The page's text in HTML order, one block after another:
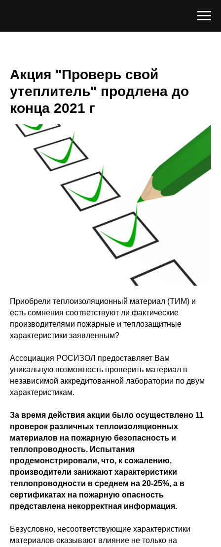
Акция "Проверь свой
утеплитель" продлена до
конца 2021 г
Приобрели теплоизоляционный материал (ТИМ) и
есть сомнения соответствуют ли фактические
производителями пожарные и теплозащитные
характеристики заявленным?
Ассоциация РОСИЗОЛ предоставляет Вам
уникальную возможность проверить материал в
независимой аккредитованной лаборатории по двум
характеристикам.
За время действия акции было осуществлено 11
проверок различных теплоизоляционных
материалов на пожарную безопасность и
теплопроводность. Испытания
продемонстрировали, что, к сожалению,
производители занижают характеристики
теплопроводности в среднем на 20-25%, а в
сертификатах на пожарную опасность
представлена некорректная информация.
Безусловно, несоответствующие характеристики
материалов оказывают влияние не только на